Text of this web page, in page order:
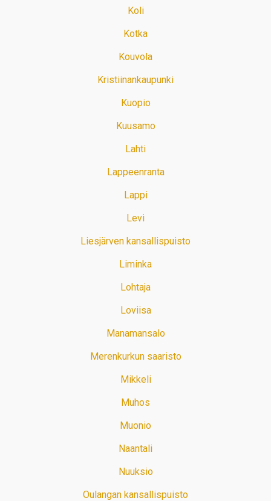
Koli
Kotka
Kouvola
Kristiinankaupunki
Kuopio
Kuusamo
Lahti
Lappeenranta
Lappi
Levi
Liesjärven kansallispuisto
Liminka
Lohtaja
Loviisa
Manamansalo
Merenkurkun saaristo
Mikkeli
Muhos
Muonio
Naantali
Nuuksio
Oulangan kansallispuisto